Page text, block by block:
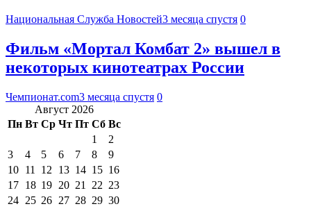
Национальная Служба Новостей3 месяца спустя 0
Фильм «Мортал Комбат 2» вышел в
некоторых кинотеатрах России
Чемпионат.com3 месяца спустя 0
Август 2026
Пн Вт Ср Чт Пт Сб Вс
1
2
3
4 5 6 7 8
9
10 11 12 13 14 15 16
17 18 19 20 21 22 23
24 25 26 27 28 29 30